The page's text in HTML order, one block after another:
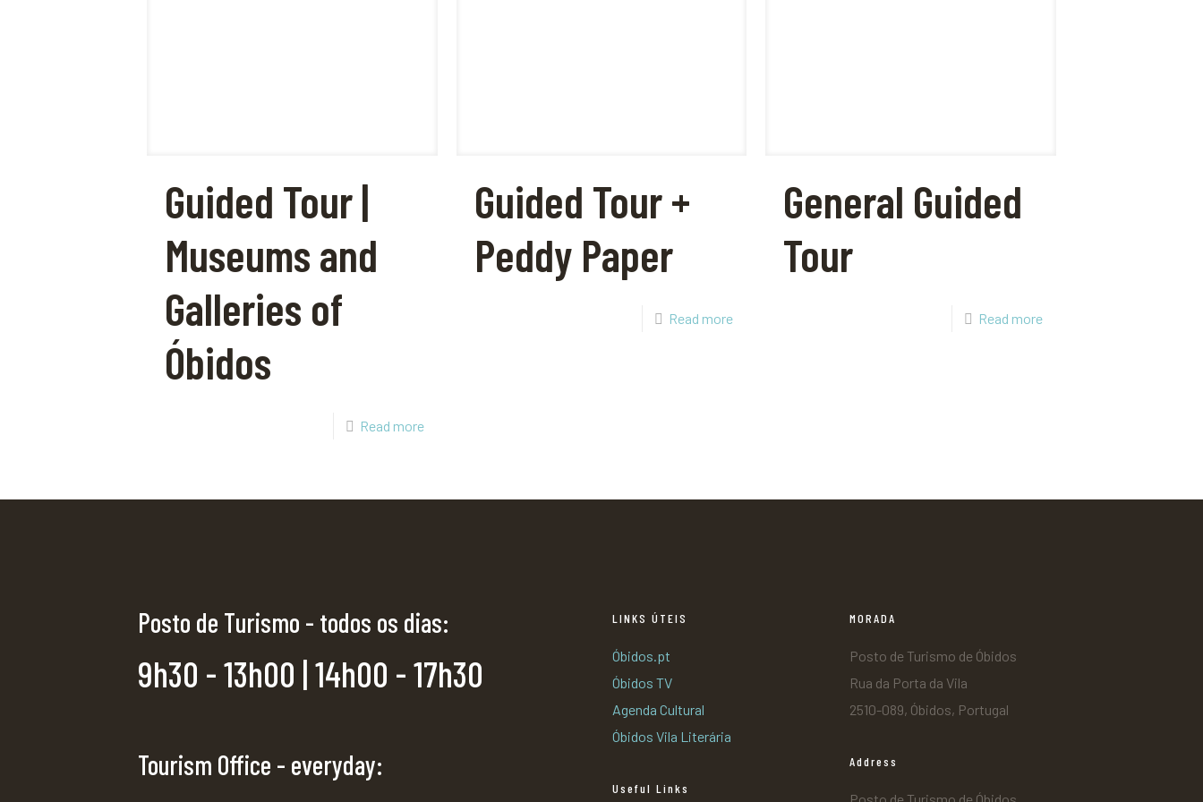
Guided Tour |
Museums and
Galleries of
Óbidos
Read more
Guided Tour +
Peddy Paper
Read more
General Guided
Tour
Read more
Posto de Turismo - todos os dias:
9h30 - 13h00 | 14h00 - 17h30
Tourism Office - everyday:
LINKS ÚTEIS
Óbidos.pt
Óbidos TV
Agenda Cultural
Óbidos Vila Literária
Useful Links
MORADA
Posto de Turismo de Óbidos
Rua da Porta da Vila
2510-089, Óbidos, Portugal
Address